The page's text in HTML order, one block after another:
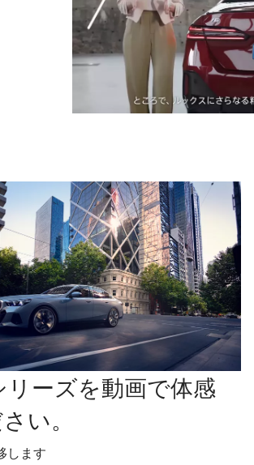
リーズを動画で体感
い。
します